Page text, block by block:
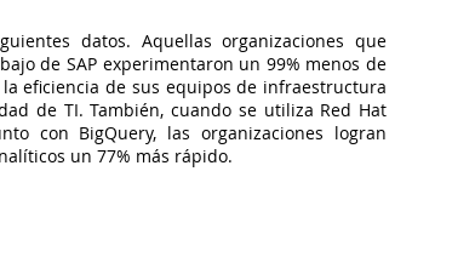
datos. Aquellas organizaciones que
de SAP experimentaron un 99% menos de
eficiencia de sus equipos de infraestructura
de TI. También, cuando se utiliza Red Hat
con BigQuery, las organizaciones logran
un 77% más rápido.